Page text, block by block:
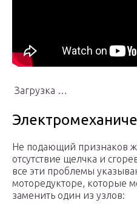
Загрузка …
Не подающий признаков
отсутствие щелчка и
все эти проблемы
моторедукторе, которые
заменить один из узлов: